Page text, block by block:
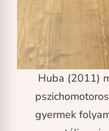
Huba (2011)
gyermek